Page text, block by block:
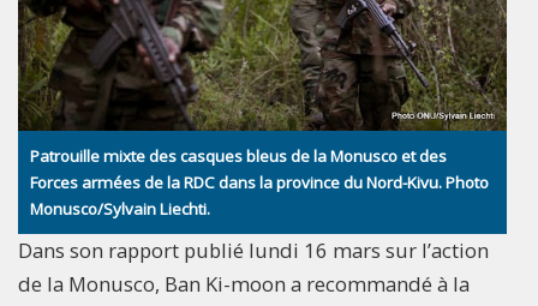
Patrouille mixte des casques bleus de la Monusco et des
Forces armées de la RDC dans la province du Nord-Kivu. Photo
Monusco/Sylvain Liechti.
Dans son rapport publié lundi 16 mars sur l’action
de la Monusco, Ban Ki-moon a recommandé à la